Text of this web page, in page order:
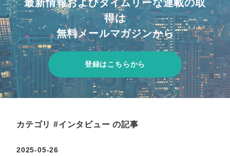
最新情報およびタイムリーな連載の取
得は
無料メールマガジンから
登録はこちらから
カテゴリ #インタビュー の記事
2025-05-26